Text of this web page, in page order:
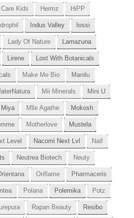
Care Kids Hermz HiPP
Indus Valley Iossi
Lady Of Nature Lamazuna
Lirene Lost With Botanicals
Make Me Bio Manilu
Mii Minerals Mini U
Miya Mlle Agathe Mokosh
Motherlove Mustela
Level Nacomi Next Lvl Naif
Neutrea Biotech Neuty
Oriflame Pharmaceris
Polana Polemika Potz
Rapan Beauty Resibo